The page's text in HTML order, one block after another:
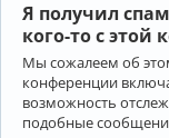
Я получил
кого-то с этой
Мы сожалеем об
конференции
возможность
подобные